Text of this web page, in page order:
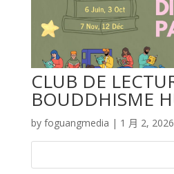
CLUB DE
BOUDDHISME
by foguangmedia | 1 月 2, 2026